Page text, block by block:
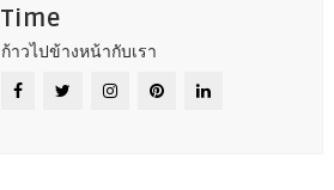
Time
ก้าวไปข้างหน้ากับเรา